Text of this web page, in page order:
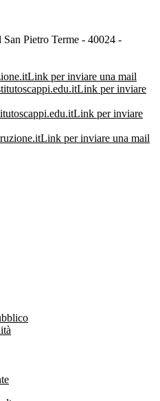
Pietro Terme - 40024 -
Link per inviare una mail
Link per inviare
Link per inviare
Link per inviare una mail